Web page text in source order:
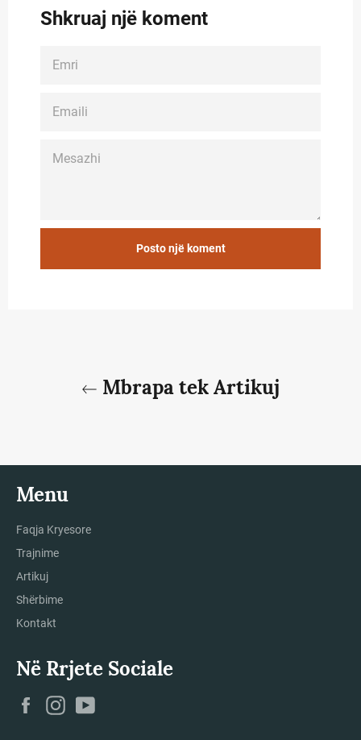
Shkruaj një koment
Mbrapa tek Artikuj
Menu
Faqja Kryesore
Trajnime
Artikuj
Shërbime
Kontakt
Në Rrjete Sociale
FacebookInstagram